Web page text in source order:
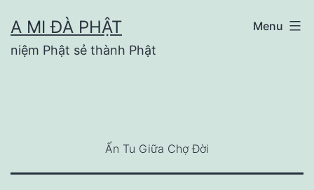
to
content
A MI ĐÀ PHẬT
niệm Phật sẻ thành Phật
Menu
Ẩn Tu Giữa Chợ Đời